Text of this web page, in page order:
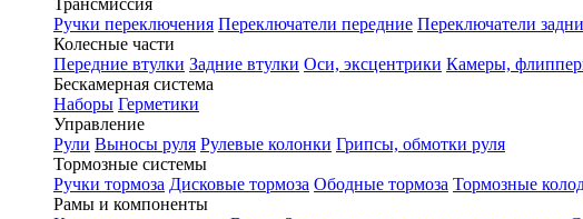
Трансмиссия
Ручки переключения Переключатели передние Переключатели
Колесные части
Передние втулки Задние втулки Оси, эксцентрики Камеры,
Бескамерная система
Наборы Герметики
Управление
Рули Выносы руля Рулевые колонки Грипсы, обмотки руля
Тормозные системы
Ручки тормоза Дисковые тормоза Ободные тормоза Тормозные
Рамы и компоненты